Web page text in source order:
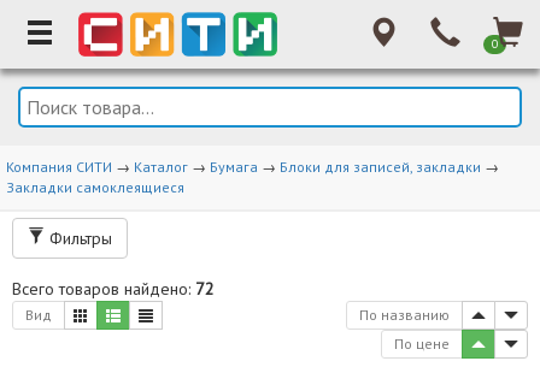
0
Компания СИТИ → Каталог → Бумага → Блоки для записей, закладки →
Закладки самоклеящиеся
Фильтры
Всего товаров найдено: 72
Вид
По названию
По цене